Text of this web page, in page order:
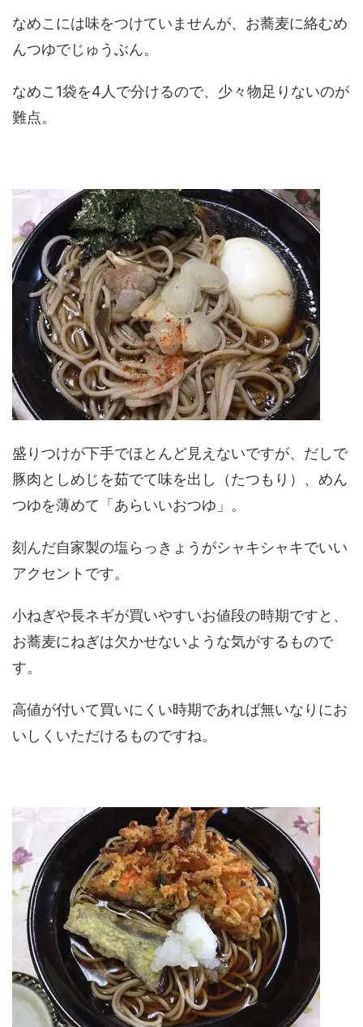
なめこには味をつけていませんが、お蕎麦に絡むめ
んつゆでじゅうぶん。
なめこ1袋を4人で分けるので、少々物足りないのが
難点。
盛りつけが下手でほとんど見えないですが、だしで
豚肉としめじを茹でて味を出し（たつもり）、めん
つゆを薄めて「あらいいおつゆ」。
刻んだ自家製の塩らっきょうがシャキシャキでいい
アクセントです。
小ねぎや長ネギが買いやすいお値段の時期ですと、
お蕎麦にねぎは欠かせないような気がするもので
す。
高値が付いて買いにくい時期であれば無いなりにお
いしくいただけるものですね。